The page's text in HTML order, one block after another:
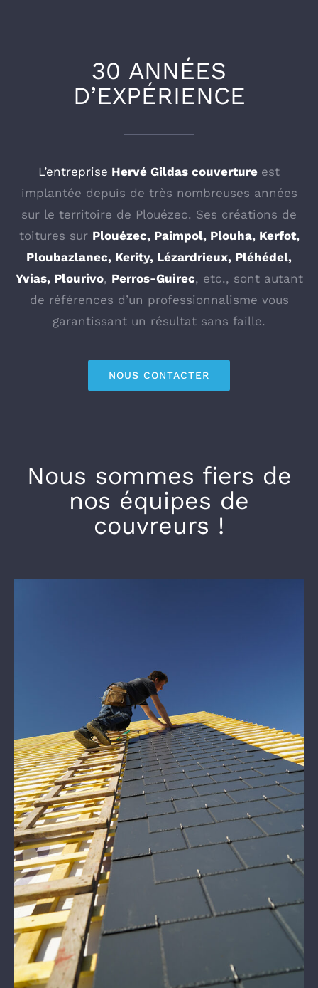
30 ANNÉES
D’EXPÉRIENCE
L’entreprise Hervé Gildas couverture est
implantée depuis de très nombreuses années
sur le territoire de Plouézec. Ses créations de
toitures sur Plouézec, Paimpol, Plouha, Kerfot,
Ploubazlanec, Kerity, Lézardrieux, Pléhédel,
Yvias, Plourivo, Perros-Guirec, etc., sont autant
de références d’un professionnalisme vous
garantissant un résultat sans faille.
NOUS CONTACTER
Nous sommes fiers de
nos équipes de
couvreurs !